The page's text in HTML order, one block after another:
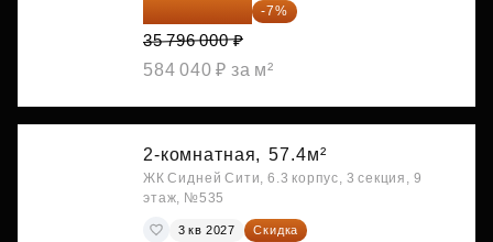
33 290 280 ₽ -7%
35 796 000 ₽
584 040 ₽ за м²
2-комнатная, 57.4м²
ЖК Сидней Сити, 6.3 корпус, 3 секция, 9
этаж, №535
3 кв 2027
Скидка